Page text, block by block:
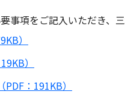
事項をご記入いただき、
）
）
：191KB）